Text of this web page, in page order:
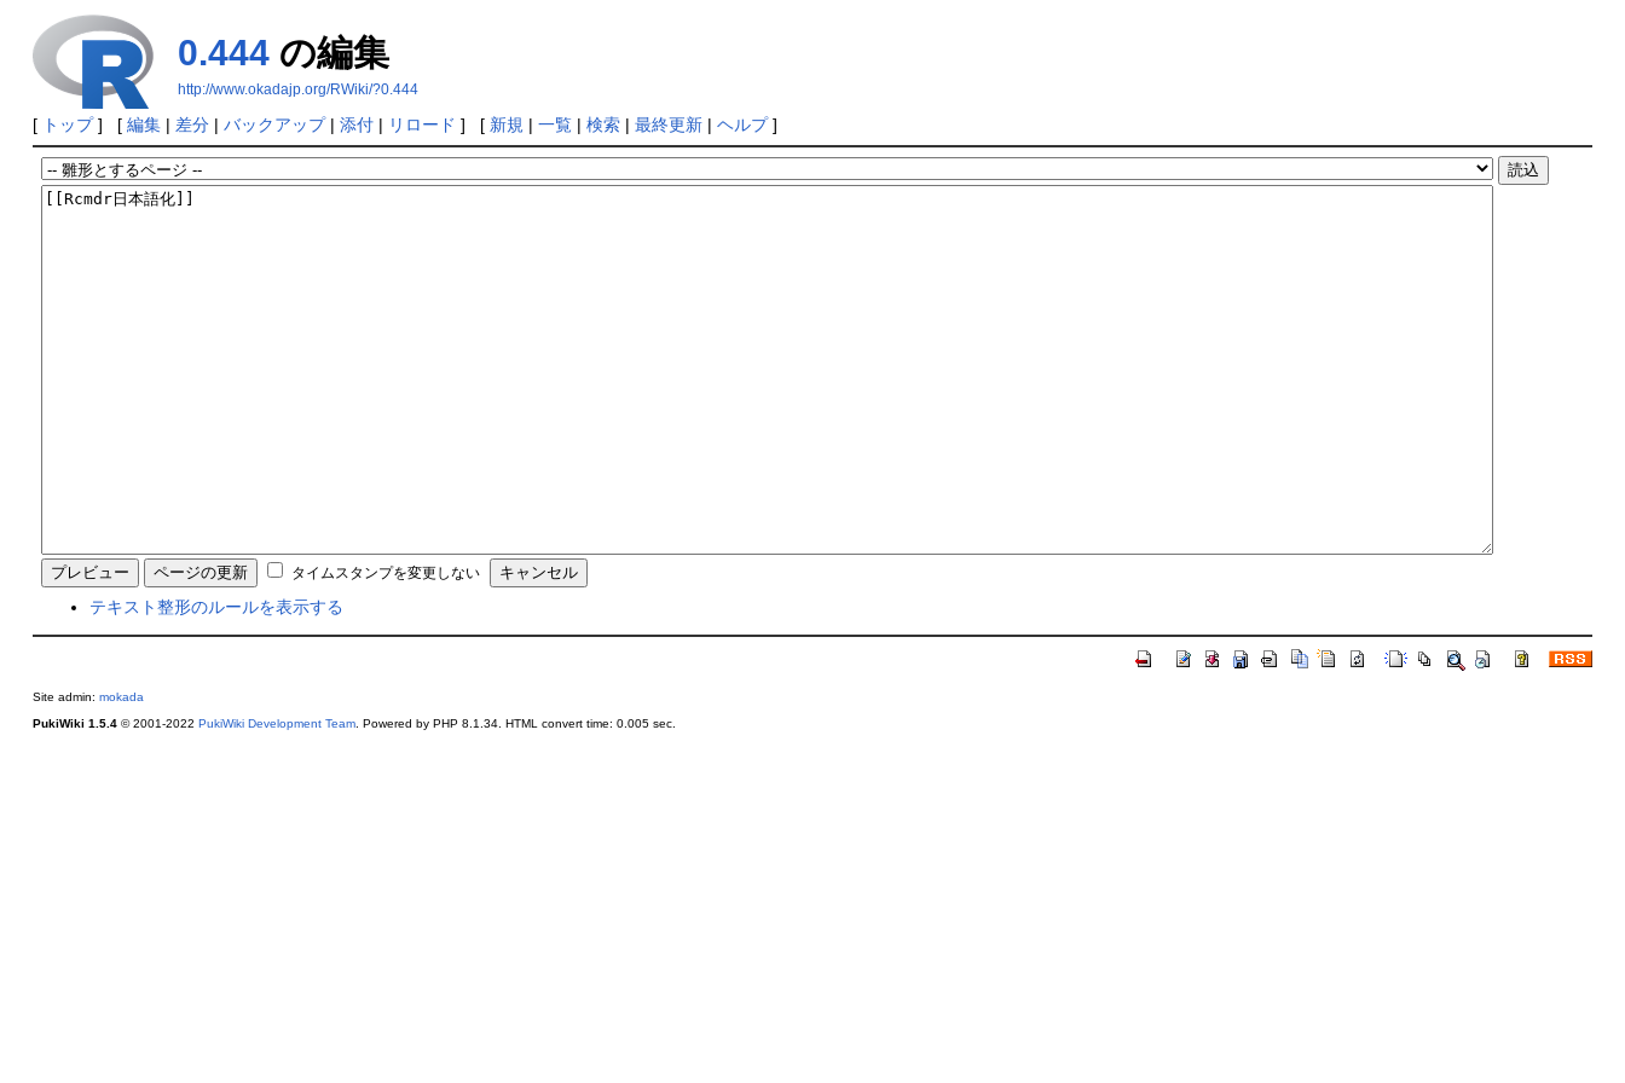
0.444の編集
http://www.okadajp.org/RWiki/?0.444
[ トップ] [ 編集| 差分| バックアップ| 添付| リロード ] [ 新規 | 一覧| 検索| 最終更新| ヘルプ]
タイムスタンプを変更しない
テキスト整形のルールを表示する
Site admin: mokada
PukiWiki 1.5.4© 2001-2022 PukiWiki Development Team. Powered by PHP 8.1.34. HTML convert time: 0.005 sec.